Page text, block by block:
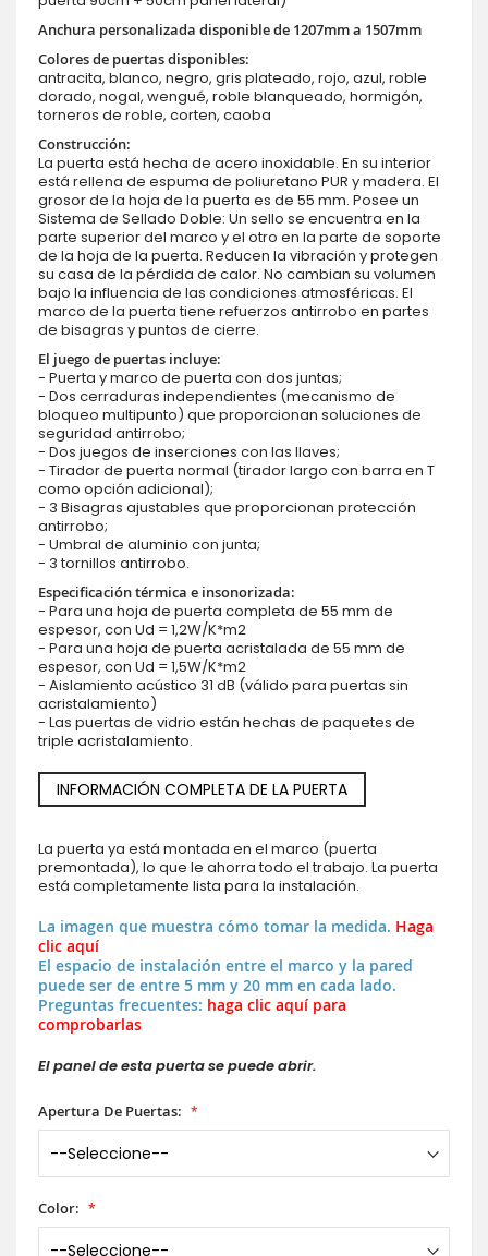
Anchura personalizada disponible de 1207mm a 1507mm
Colores de puertas disponibles:
antracita, blanco, negro, gris plateado, rojo, azul, roble
dorado, nogal, wengué, roble blanqueado, hormigón,
torneros de roble, corten, caoba
Construcción:
La puerta está hecha de acero inoxidable. En su interior
está rellena de espuma de poliuretano PUR y madera. El
grosor de la hoja de la puerta es de 55 mm. Posee un
Sistema de Sellado Doble: Un sello se encuentra en la
parte superior del marco y el otro en la parte de soporte
de la hoja de la puerta. Reducen la vibración y protegen
su casa de la pérdida de calor. No cambian su volumen
bajo la influencia de las condiciones atmosféricas. El
marco de la puerta tiene refuerzos antirrobo en partes
de bisagras y puntos de cierre.
El juego de puertas incluye:
- Puerta y marco de puerta con dos juntas;
- Dos cerraduras independientes (mecanismo de
bloqueo multipunto) que proporcionan soluciones de
seguridad antirrobo;
- Dos juegos de inserciones con las llaves;
- Tirador de puerta normal (tirador largo con barra en T
como opción adicional);
- 3 Bisagras ajustables que proporcionan protección
antirrobo;
- Umbral de aluminio con junta;
- 3 tornillos antirrobo.
Especificación térmica e insonorizada:
- Para una hoja de puerta completa de 55 mm de
espesor, con Ud = 1,2W/K*m2
- Para una hoja de puerta acristalada de 55 mm de
espesor, con Ud = 1,5W/K*m2
- Aislamiento acústico 31 dB (válido para puertas sin
acristalamiento)
- Las puertas de vidrio están hechas de paquetes de
triple acristalamiento.
INFORMACIÓN COMPLETA DE LA PUERTA
La puerta ya está montada en el marco (puerta
premontada), lo que le ahorra todo el trabajo. La puerta
está completamente lista para la instalación.
La imagen que muestra cómo tomar la medida. Haga
clic aquí
El espacio de instalación entre el marco y la pared
puede ser de entre 5 mm y 20 mm en cada lado.
Preguntas frecuentes: haga clic aquí para
comprobarlas
El panel de esta puerta se puede abrir.
Apertura De Puertas:
Color: